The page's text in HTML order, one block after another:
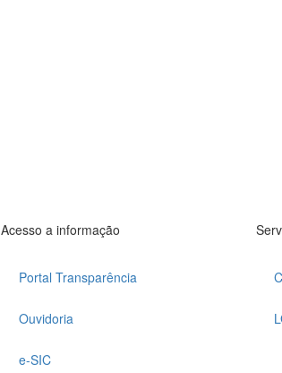
Acesso a informação
Portal Transparência
Ouvidoria
e-SIC